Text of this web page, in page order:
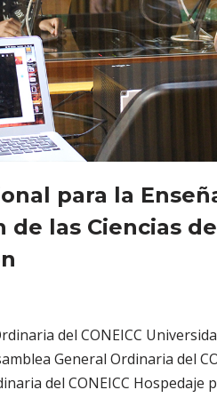
para la
de las Ciencias
del CONEICC
General Ordinaria del
del CONEICC Hospedaje